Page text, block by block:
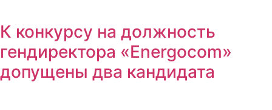
К конкурсу на должность
гендиректора «Energocom»
допущены два кандидата